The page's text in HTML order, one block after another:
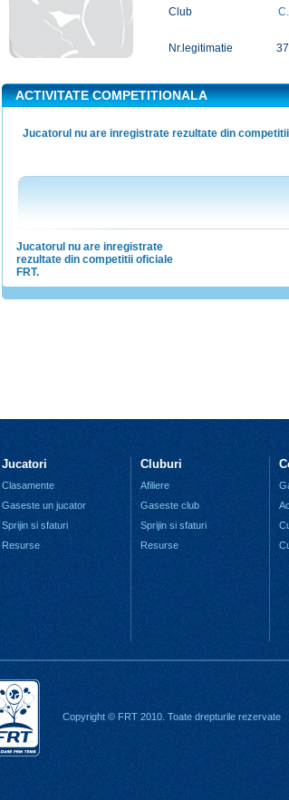
Club
Nr.legitimatie
ACTIVITATE COMPETITIONALA
Jucatorul nu are inregistrate rezultate din
Jucatorul nu are inregistrate
rezultate din competitii oficiale
FRT.
Jucatori
Clasamente
Gaseste un jucator
Sprijin si sfaturi
Resurse
Cluburi
Afiliere
Gaseste club
Sprijin si sfaturi
Resurse
Copyright © FRT 2010. Toate drepturile rezervate